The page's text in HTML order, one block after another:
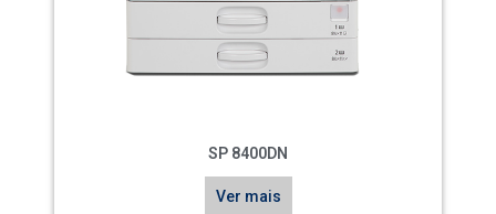
SP 8400DN
Ver mais